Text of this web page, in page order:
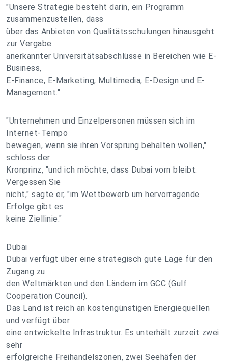
"Unsere Strategie besteht darin, ein Programm
zusammenzustellen, dass
über das Anbieten von Qualitätsschulungen hinausgeht
zur Vergabe
anerkannter Universitätsabschlüsse in Bereichen wie E-
Business,
E-Finance, E-Marketing, Multimedia, E-Design und E-
Management."
"Unternehmen und Einzelpersonen müssen sich im
Internet-Tempo
bewegen, wenn sie ihren Vorsprung behalten wollen,"
schloss der
Kronprinz, "und ich möchte, dass Dubai vorn bleibt.
Vergessen Sie
nicht," sagte er, "im Wettbewerb um hervorragende
Erfolge gibt es
keine Ziellinie."
Dubai
Dubai verfügt über eine strategisch gute Lage für den
Zugang zu
den Weltmärkten und den Ländern im GCC (Gulf
Cooperation Council).
Das Land ist reich an kostengünstigen Energiequellen
und verfügt über
eine entwickelte Infrastruktur. Es unterhält zurzeit zwei
sehr
erfolgreiche Freihandelszonen, zwei Seehäfen der